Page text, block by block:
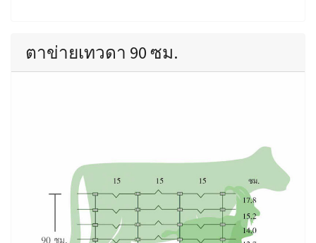
ตาข่ายเทวดา 90 ซม.